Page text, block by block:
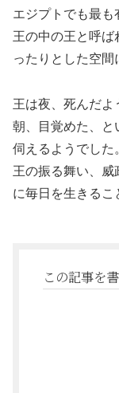
エジプトでも最も
王の中の王と呼ば
ったりとした空間
王は夜、死んだよ
朝、目覚めた、と
伺えるようでした
王の振る舞い、威
に毎日を生きるこ
この記事を